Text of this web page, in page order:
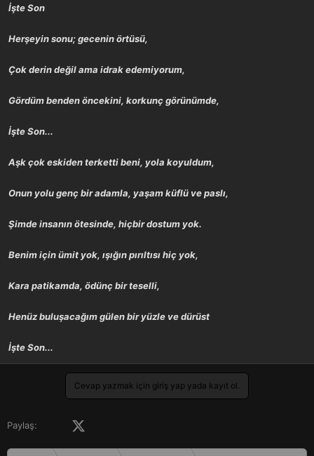
İşte Son
Herşeyin sonu; gecenin örtüsü,
Çok derin değil ama idrak edemiyorum,
Gördüm benden öncekini, korkunç görünümde,
İşte Son...
Aşk çok eskiden terketti beni, yola koyuldum,
Onun yolu genç bir adamla, yaşam küflü ve paslı,
Şimde insanın ötesinde, hiçbir dostum yok.
Benim için ümit yok, ışığın pırıltısı hiç yok,
Kara patikamda, ödünç bir teselli,
Henüz buluşacağım gülen bir yüzle ve dürüst
İşte Son...
Cevap yazmak için giriş yap yada kayıt ol.
Paylaş: Facebook